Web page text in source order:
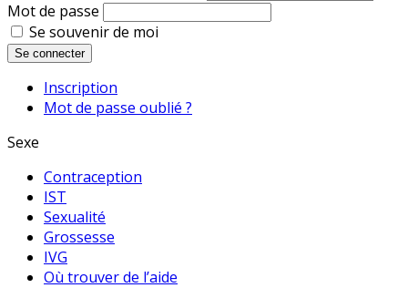
Mot de passe
Se souvenir de moi
Se connecter
Inscription
Mot de passe oublié ?
Sexe
Contraception
IST
Sexualité
Grossesse
IVG
Où trouver de l’aide